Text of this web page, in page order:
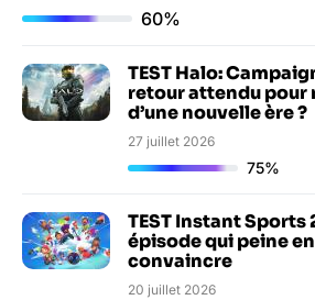
60%
TEST Halo:
retour attendu pour
d’une nouvelle ère ?
27 juillet 2026
75%
TEST Instant Sports
épisode qui peine
convaincre
20 juillet 2026